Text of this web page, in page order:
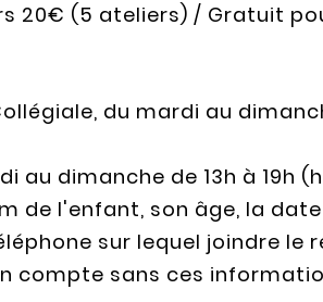
20€ (5 ateliers) / Gratuit
du mardi au
au dimanche de 13h à 19h
de l'enfant, son âge, la
sur lequel joindre le
compte sans ces